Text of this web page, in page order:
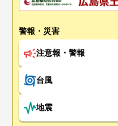
警報・災害
注意報・警報
台風
地震